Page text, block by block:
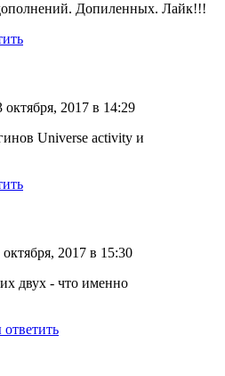
Допиленных. Лайк!!!
октября, 2017 в 14:29
Universe activity и
октября, 2017 в 15:30
двух - что именно